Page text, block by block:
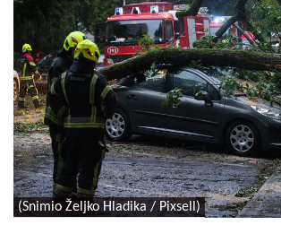
(Snimio Željko Hladika / Pixsell)